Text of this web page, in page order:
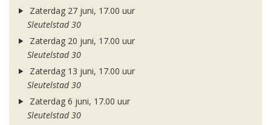
Zaterdag 27 juni, 17.00 uur
Sleutelstad 30
Zaterdag 20 juni, 17.00 uur
Sleutelstad 30
Zaterdag 13 juni, 17.00 uur
Sleutelstad 30
Zaterdag 6 juni, 17.00 uur
Sleutelstad 30